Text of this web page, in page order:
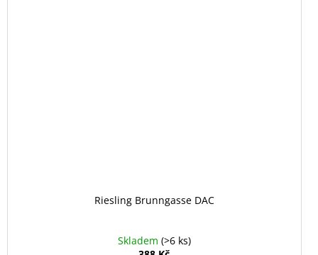
Riesling Brunngasse DAC
Skladem (>6 ks)